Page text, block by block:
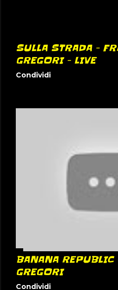
SULLA STRADA -
GREGORI - LIVE
Condividi
BANANA REPUBLIC
GREGORI
Condividi